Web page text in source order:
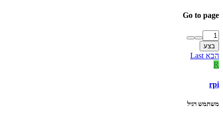
Go to page
בצע
הבא Last
R
rpi
משתמש רגיל